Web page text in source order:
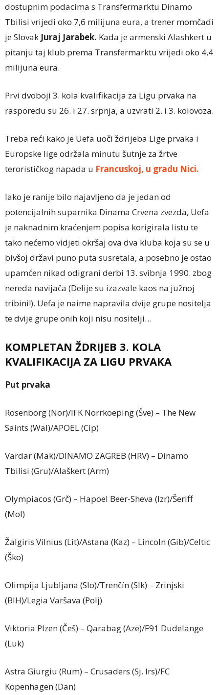
dostupnim podacima s Transfermarktu Dinamo
Tbilisi vrijedi oko 7,6 milijuna eura, a trener momčadi
je Slovak Juraj Jarabek. Kada je armenski Alashkert u
pitanju taj klub prema Transfermarktu vrijedi oko 4,4
milijuna eura.
Prvi dvoboji 3. kola kvalifikacija za Ligu prvaka na
rasporedu su 26. i 27. srpnja, a uzvrati 2. i 3. kolovoza.
Treba reći kako je Uefa uoči ždrijeba Lige prvaka i
Europske lige održala minutu šutnje za žrtve
terorističkog napada u Francuskoj, u gradu Nici.
Iako je ranije bilo najavljeno da je jedan od
potencijalnih suparnika Dinama Crvena zvezda, Uefa
je naknadnim kraćenjem popisa korigirala listu te
tako nećemo vidjeti okršaj ova dva kluba koja su se u
bivšoj državi puno puta susretala, a posebno je ostao
upamćen nikad odigrani derbi 13. svibnja 1990. zbog
nereda navijača (Delije su izazvale kaos na južnoj
tribini!). Uefa je naime napravila dvije grupe nositelja
te dvije grupe onih koji nisu nositelji…
KOMPLETAN ŽDRIJEB 3. KOLA
KVALIFIKACIJA ZA LIGU PRVAKA
Put prvaka
Rosenborg (Nor)/IFK Norrkoeping (Šve) – The New
Saints (Wal)/APOEL (Cip)
Vardar (Mak)/DINAMO ZAGREB (HRV) – Dinamo
Tbilisi (Gru)/Alaškert (Arm)
Olympiacos (Grč) – Hapoel Beer-Sheva (Izr)/Šeriff
(Mol)
Žalgiris Vilnius (Lit)/Astana (Kaz) – Lincoln (Gib)/Celtic
(Ško)
Olimpija Ljubljana (Slo)/Trenčín (Slk) – Zrinjski
(BIH)/Legia Varšava (Polj)
Viktoria Plzen (Češ) – Qarabag (Aze)/F91 Dudelange
(Luk)
Astra Giurgiu (Rum) – Crusaders (Sj. Irs)/FC
Kopenhagen (Dan)